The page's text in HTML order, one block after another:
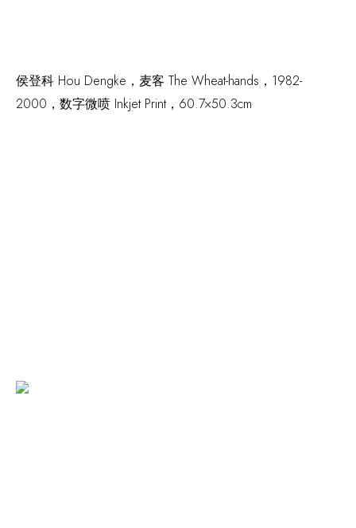
侯登科 Hou Dengke， 麦客 The Wheat-hands ，1982-
2000，数字微喷 Inkjet Print，60.7×50.3cm